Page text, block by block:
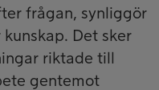
frågan, synliggör
Det sker
riktade till
gentemot